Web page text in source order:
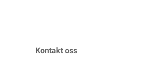
Kontakt oss